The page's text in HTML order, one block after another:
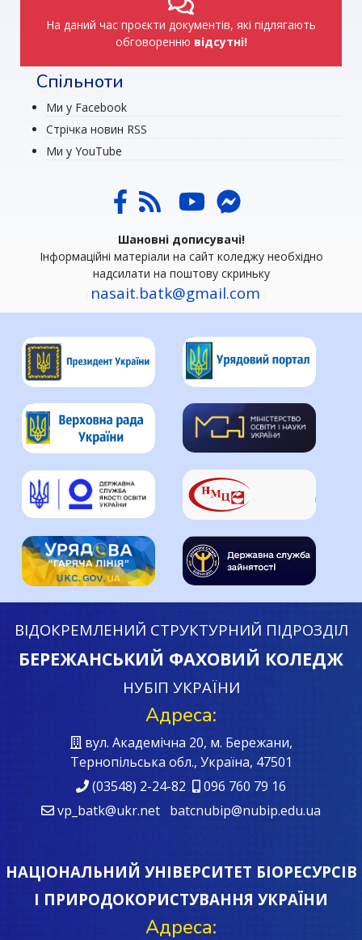
На даний час проєкти документів, які підлягають
обговоренню відсутні!
Спільноти
Ми у Facebook
Стрічка новин RSS
Ми у YouTube
Шановні дописувачі!
Інформаційні матеріали на сайт коледжу необхідно
надсилати на поштову скриньку
nasait.batk@gmail.com
ВІДОКРЕМЛЕНИЙ СТРУКТУРНИЙ ПІДРОЗДІЛ
БЕРЕЖАНСЬКИЙ ФАХОВИЙ КОЛЕДЖ
НУБІП УКРАЇНИ
Адреса:
вул. Академічна 20, м. Бережани,
Тернопільська обл., Україна, 47501
(03548) 2-24-82
096 760 79 16
vp_batk@ukr.net batcnubip@nubip.edu.ua
НАЦІОНАЛЬНИЙ УНІВЕРСИТЕТ БІОРЕСУРСІВ
І ПРИРОДОКОРИСТУВАННЯ УКРАЇНИ
Адреса: